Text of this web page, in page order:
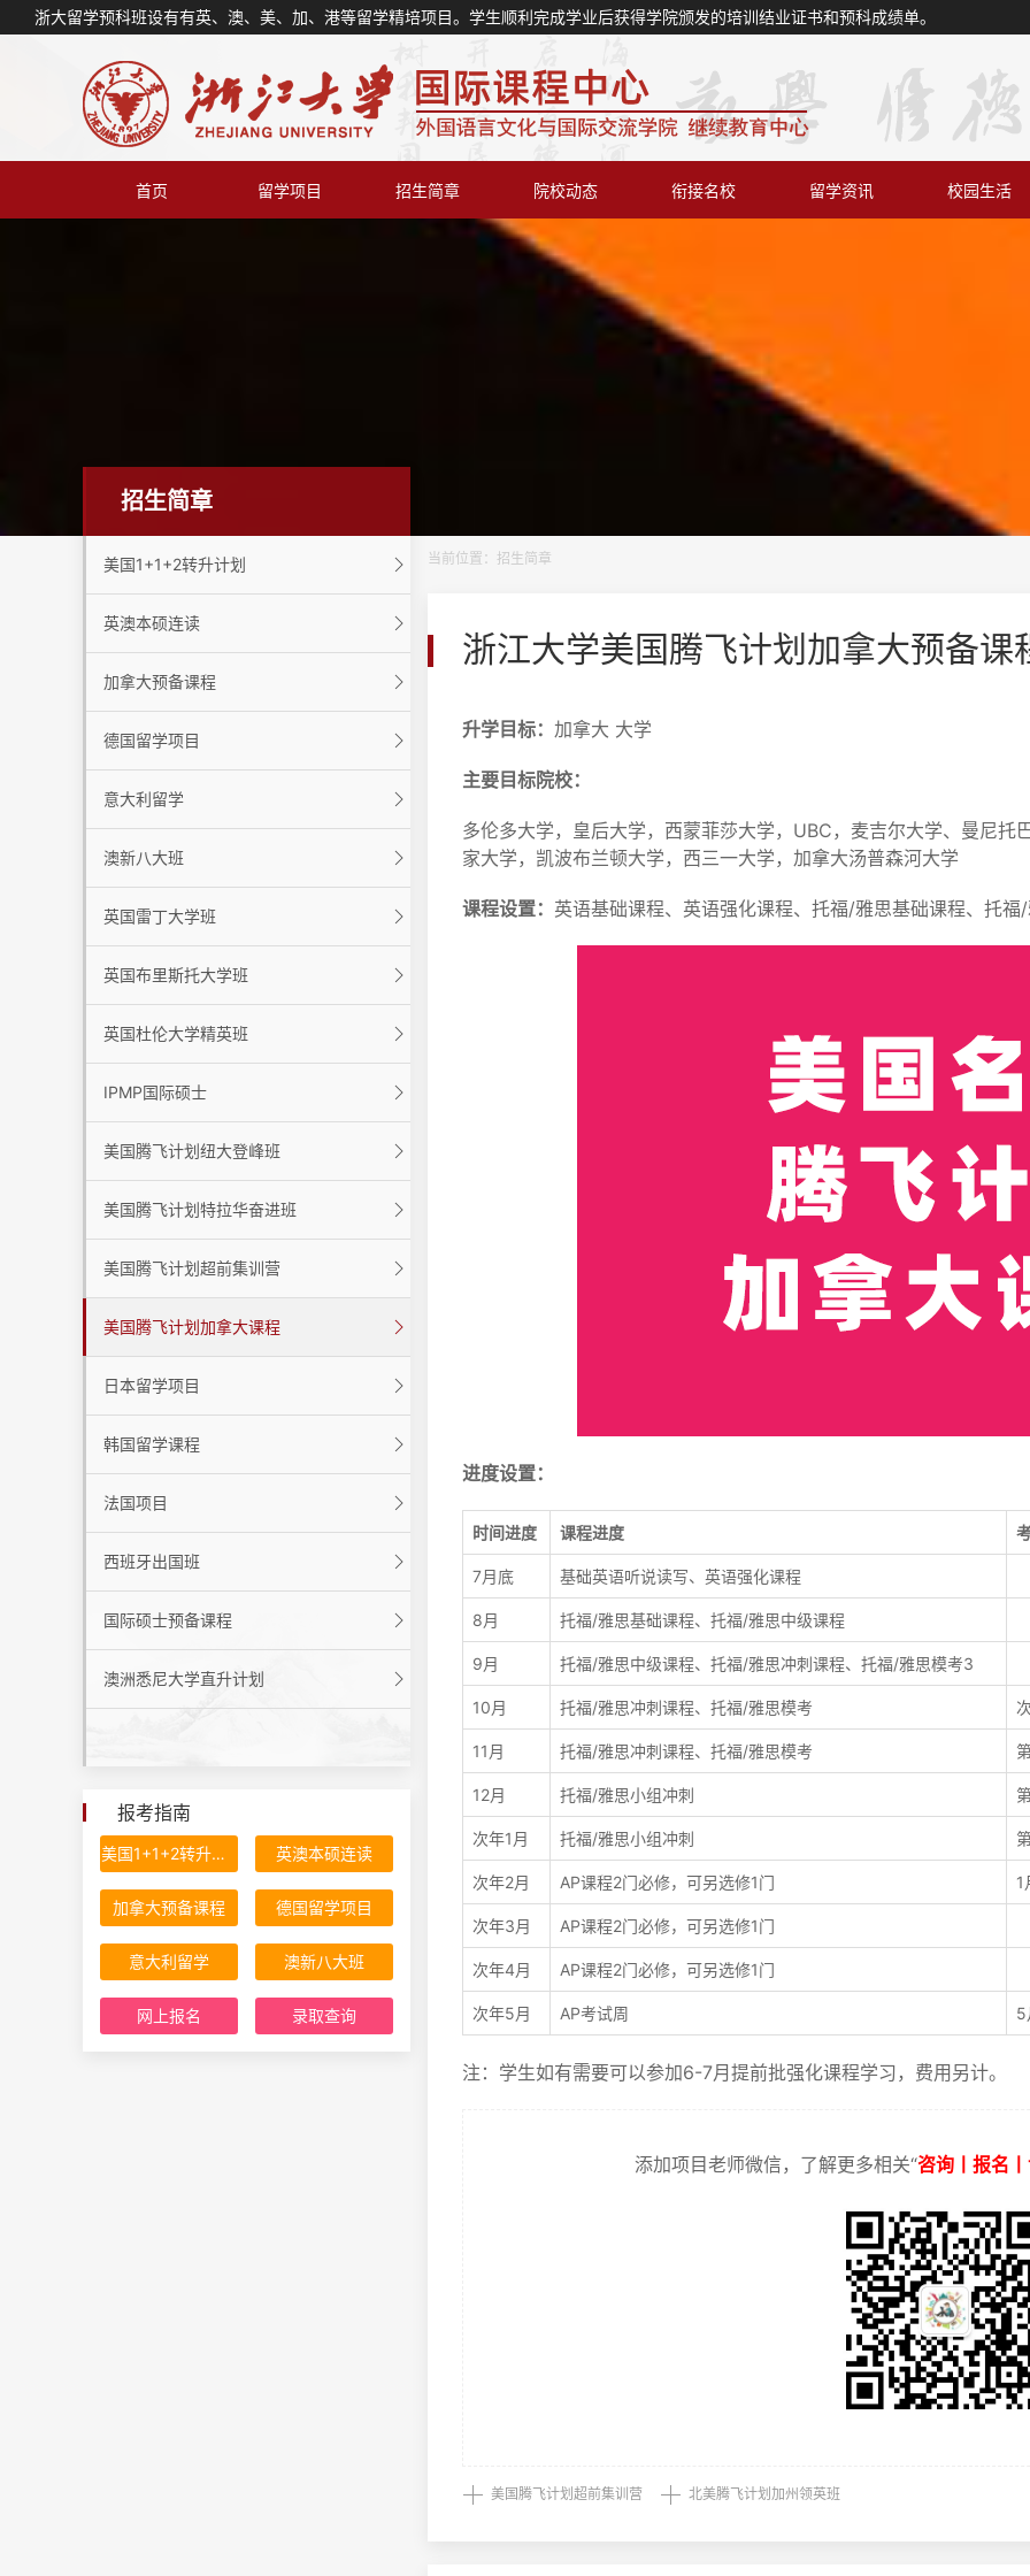
浙大留学预科班设有有英、澳、美、加、港等留学精培项目。学生顺利完成学业后获得学院颁发的培训结业证书和预科成绩单。
首页 留学项目 招生简章 院校动态 衔接名校 留学资讯 校园生活
招生简章
美国1+1+2转升计划
英澳本硕连读
加拿大预备课程
德国留学项目
意大利留学
澳新八大班
英国雷丁大学班
英国布里斯托大学班
英国杜伦大学精英班
IPMP国际硕士
美国腾飞计划纽大登峰班
美国腾飞计划特拉华奋进班
美国腾飞计划超前集训营
美国腾飞计划加拿大课程
日本留学项目
韩国留学课程
法国项目
西班牙出国班
国际硕士预备课程
澳洲悉尼大学直升计划
报考指南
美国1+1+2转升计划 英澳本硕连读
加拿大预备课程 德国留学项目
意大利留学 澳新八大班
网上报名 录取查询
当前位置： 招生简章
浙江大学美国腾飞计划加拿大预备课
升学目标： 加拿大 大学
主要目标院校：
多伦多大学，皇后大学，西蒙菲莎大学，UBC，麦吉尔大学、曼尼
家大学，凯波布兰顿大学，西三一大学，加拿大汤普森河大学
课程设置： 英语基础课程、英语强化课程、托福/雅思基础课程、托
进度设置：
时间进度 课程进度
7月底 基础英语听说读写、英语强化课程
8月 托福/雅思基础课程、托福/雅思中级课程
9月 托福/雅思中级课程、托福/雅思冲刺课程、托福/雅思模考3
10月 托福/雅思冲刺课程、托福/雅思模考
11月 托福/雅思冲刺课程、托福/雅思模考
12月 托福/雅思小组冲刺
次年1月 托福/雅思小组冲刺
次年2月 AP课程2门必修，可另选修1门 1
次年3月 AP课程2门必修，可另选修1门
次年4月 AP课程2门必修，可另选修1门
次年5月 AP考试周 5
注：学生如有需要可以参加6-7月提前批强化课程学习，费用另计。
添加项目老师微信，了解更多相关“咨询丨报名
美国腾飞计划超前集训营 北美腾飞计划加州领英班